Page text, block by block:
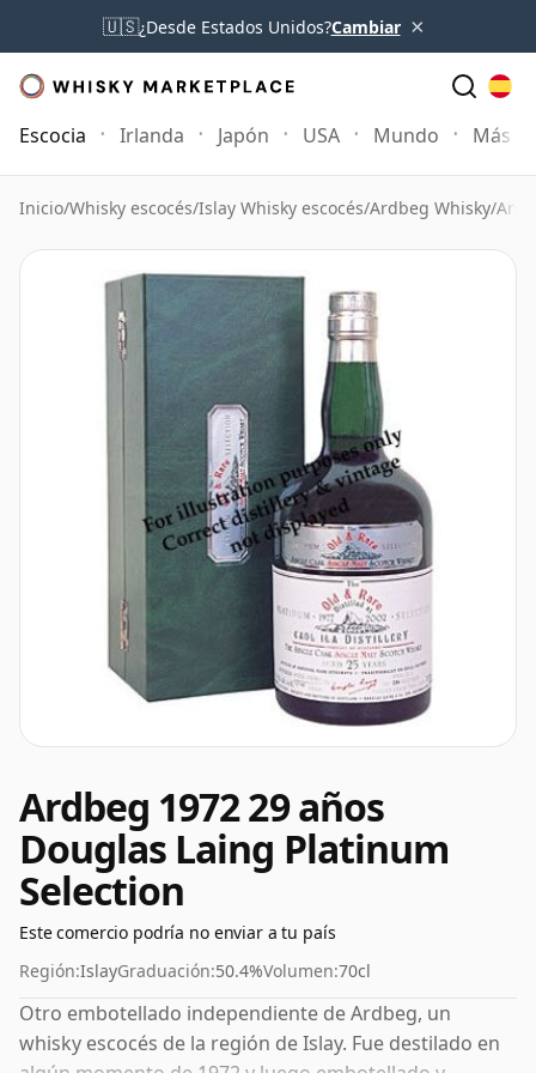
🇺🇸¿Desde Estados Unidos?Cambiar ×
Escocia Irlanda Japón USA Mundo Más
Inicio/Whisky escocés/Islay Whisky escocés/Ardbeg Whisky/
Ardbeg 1972 29 años
Douglas Laing Platinum
Selection
Este comercio podría no enviar a tu país
Región:IslayGraduación:50.4%Volumen:70cl
Otro embotellado independiente de Ardbeg, un
whisky escocés de la región de Islay. Fue destilado en